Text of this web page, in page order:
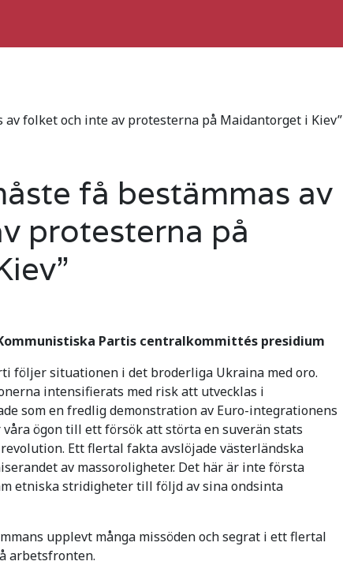
av folket och inte av protesterna på Maidantorget i Kiev”
få bestämmas av
protesterna på
Partis centralkommittés presidium
följer situationen i det broderliga Ukraina med oro.
intensifierats med risk att utvecklas i
som en fredlig demonstration av Euro-integrationens
ögon till ett försök att störta en suverän stats
Ett flertal fakta avslöjade västerländska
av massoroligheter. Det här är inte första
etniska stridigheter till följd av sina ondsinta
upplevt många missöden och segrat i ett flertal
arbetsfronten.